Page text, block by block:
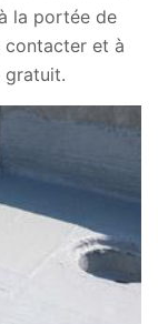
la portée de
contacter et à
gratuit.